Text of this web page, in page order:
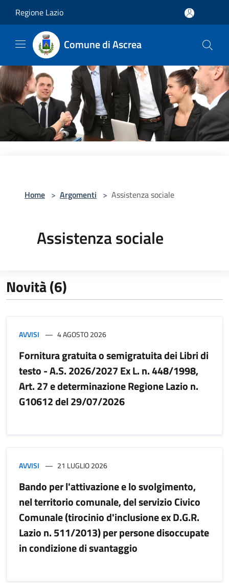
Regione Lazio
Comune di Ascrea
Home > Argomenti > Assistenza sociale
Assistenza sociale
Novità (6)
AVVISI 4 AGOSTO 2026
Fornitura gratuita o semigratuita dei Libri di
testo - A.S. 2026/2027 Ex L. n. 448/1998,
Art. 27 e determinazione Regione Lazio n.
G10612 del 29/07/2026
AVVISI 21 LUGLIO 2026
Bando per l'attivazione e lo svolgimento,
nel territorio comunale, del servizio Civico
Comunale (tirocinio d'inclusione ex D.G.R.
Lazio n. 511/2013) per persone disoccupate
in condizione di svantaggio